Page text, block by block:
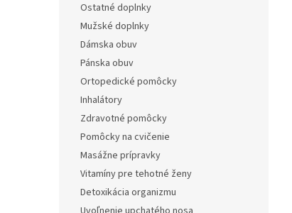
Ostatné doplnky
Mužské doplnky
Dámska obuv
Pánska obuv
Ortopedické pomôcky
Inhalátory
Zdravotné pomôcky
Pomôcky na cvičenie
Masážne prípravky
Vitamíny pre tehotné ženy
Detoxikácia organizmu